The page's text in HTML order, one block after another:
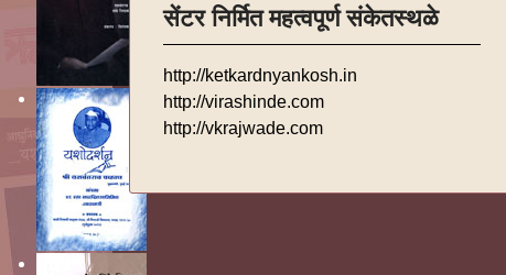
सेंटर निर्मित महत्वपूर्ण संकेतस्थळे
http://ketkardnyankosh.in
http://virashinde.com
http://vkrajwade.com